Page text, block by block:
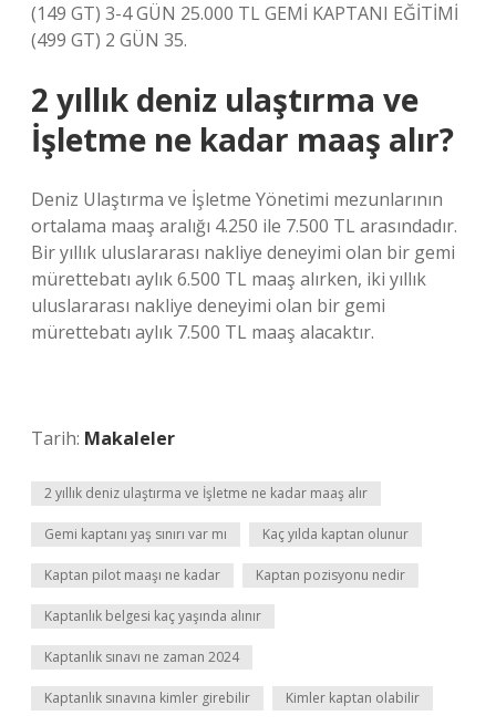
(149 GT) 3-4 GÜN 25.000 TL GEMİ KAPTANI EĞİTİMİ
(499 GT) 2 GÜN 35.
2 yıllık deniz ulaştırma ve
İşletme ne kadar maaş alır?
Deniz Ulaştırma ve İşletme Yönetimi mezunlarının
ortalama maaş aralığı 4.250 ile 7.500 TL arasındadır.
Bir yıllık uluslararası nakliye deneyimi olan bir gemi
mürettebatı aylık 6.500 TL maaş alırken, iki yıllık
uluslararası nakliye deneyimi olan bir gemi
mürettebatı aylık 7.500 TL maaş alacaktır.
Tarih: Makaleler
2 yıllık deniz ulaştırma ve İşletme ne kadar maaş alır
Gemi kaptanı yaş sınırı var mı Kaç yılda kaptan olunur
Kaptan pilot maaşı ne kadar Kaptan pozisyonu nedir
Kaptanlık belgesi kaç yaşında alınır
Kaptanlık sınavı ne zaman 2024
Kaptanlık sınavına kimler girebilir Kimler kaptan olabilir